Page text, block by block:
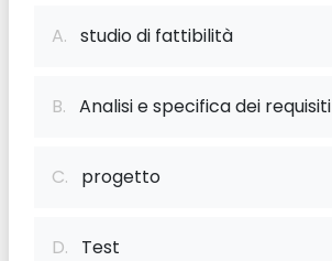
A. studio di fattibilità
B. Analisi e specifica dei requisiti
C. progetto
D. Test